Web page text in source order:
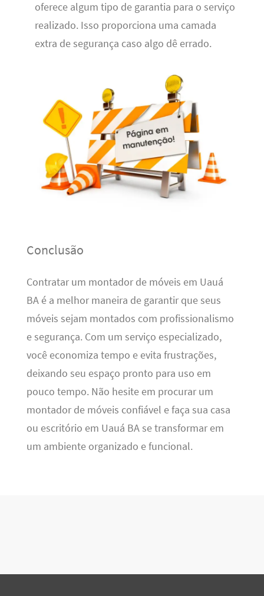
oferece algum tipo de garantia para o serviço
realizado. Isso proporciona uma camada
extra de segurança caso algo dê errado.
Conclusão
Contratar um montador de móveis em Uauá
BA é a melhor maneira de garantir que seus
móveis sejam montados com profissionalismo
e segurança. Com um serviço especializado,
você economiza tempo e evita frustrações,
deixando seu espaço pronto para uso em
pouco tempo. Não hesite em procurar um
montador de móveis confiável e faça sua casa
ou escritório em Uauá BA se transformar em
um ambiente organizado e funcional.